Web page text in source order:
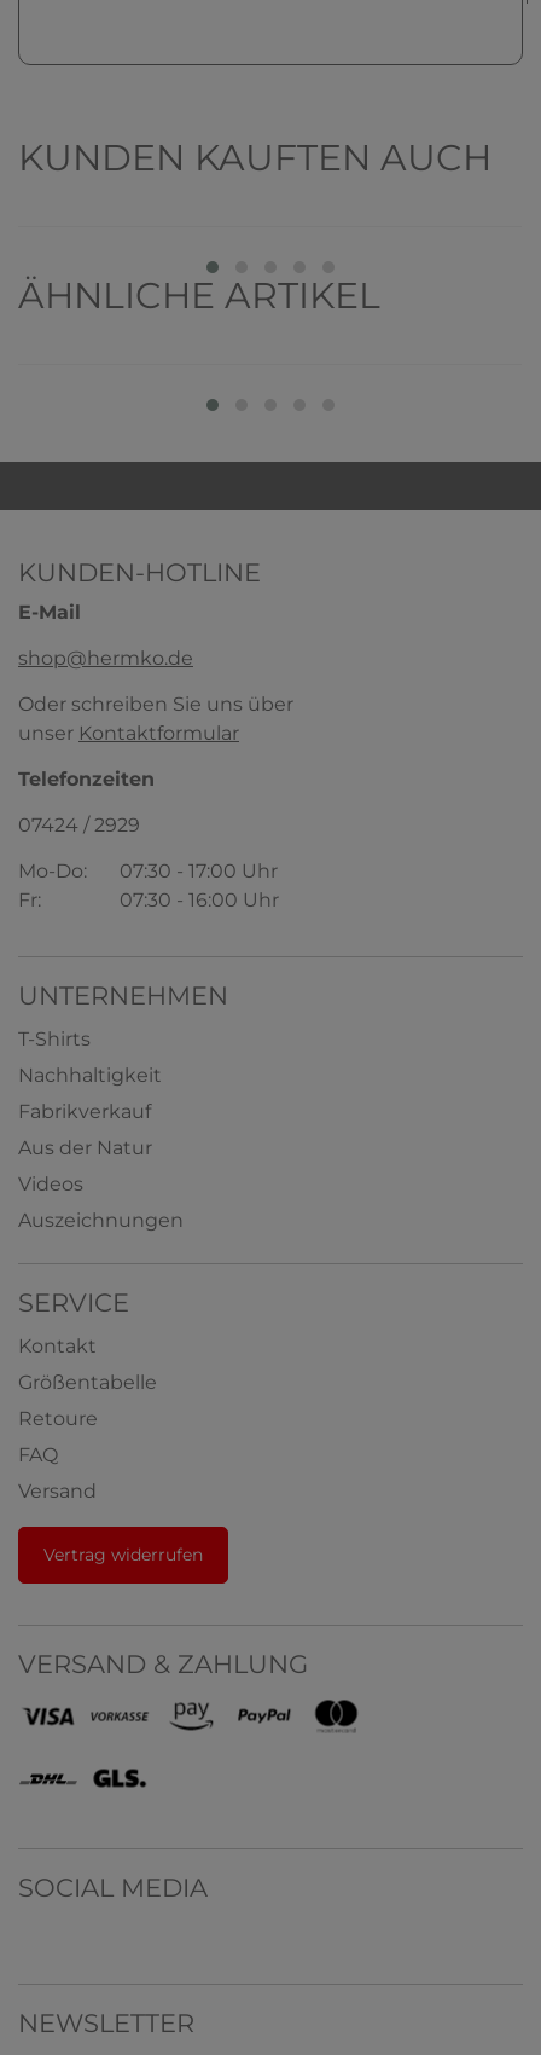
KUNDEN KAUFTEN AUCH
HERMKO 5700 Damen Panty mit kurzem
95% Bio-Baumwolle/5% Elasthan
ÄHNLICHE ARTIKEL
HERMKO 2000 Mädchen Achselhemd in
versch. Farben aus Bio-Baumwolle
+ 3 ab4,39 € *
KUNDEN-HOTLINE
E-Mail
shop@hermko.de
Oder schreiben Sie uns über
unser Kontaktformular
Telefonzeiten
07424 / 2929
Mo-Do:
07:30 - 17:00 Uhr
Fr:
07:30 - 16:00 Uhr
UNTERNEHMEN
T-Shirts
Nachhaltigkeit
Fabrikverkauf
Aus der Natur
Videos
Auszeichnungen
SERVICE
Kontakt
Größentabelle
Retoure
FAQ
Versand
Vertrag widerrufen
VERSAND & ZAHLUNG
SOCIAL MEDIA
NEWSLETTER